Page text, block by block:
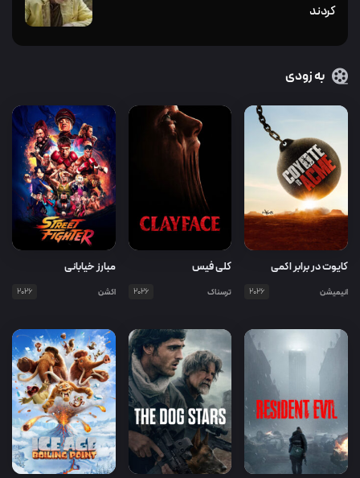
کردند
به زودی
کایوت در برابر اکمی
انیمیشن 2026
کلی فیس
ترسناک 2026
مبارز خیابانی
اکشن 2026